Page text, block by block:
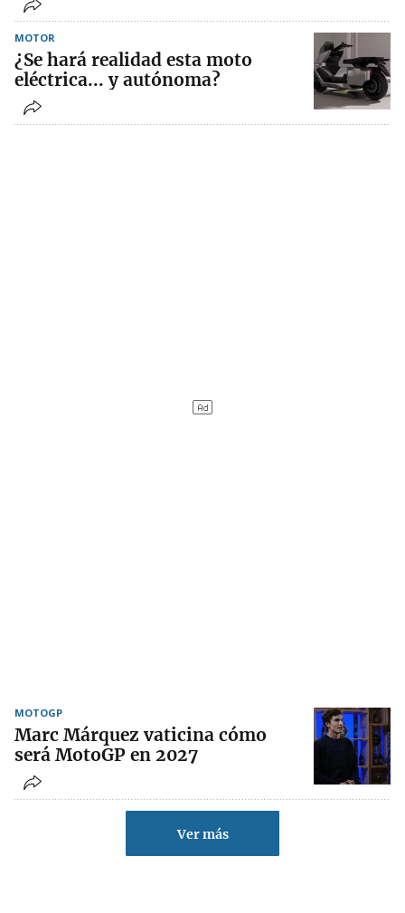
MOTOR
¿Se hará realidad esta moto
eléctrica... y autónoma?
MOTOGP
Marc Márquez vaticina cómo
será MotoGP en 2027
Ver más